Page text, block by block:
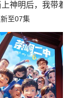
人
上神明后，我带
至07集